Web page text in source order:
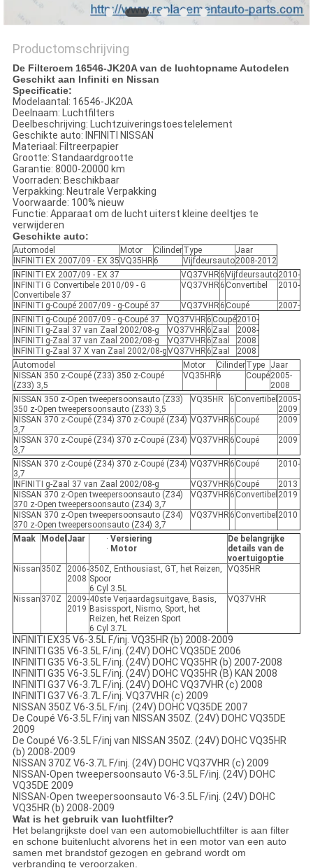
Productomschrijving
De Filteroem 16546-JK20A van de luchtopname Autodelen
Geschikt aan Infiniti en Nissan
Specificatie:
Modelaantal: 16546-JK20A
Deelnaam: Luchtfilters
Deelbeschrijving: Luchtzuiveringstoestelelement
Geschikte auto: INFINITI NISSAN
Materiaal: Filtreerpapier
Grootte: Standaardgrootte
Garantie: 8000-20000 km
Voorraden: Beschikbaar
Verpakking: Neutrale Verpakking
Voorwaarde: 100% nieuw
Functie: Apparaat om de lucht uiterst kleine deeltjes te
verwijderen
Geschikte auto:
Automodel Motor CilinderType
Jaar
INFINITI EX 2007/09 - EX 35VQ35HR 6 Vijfdeursauto2008-2012
INFINITI EX 2007/09 - EX 37
VQ37VHR 6Vijfdeursauto2010-
INFINITI G Convertibele 2010/09 - G
Convertibele 37
VQ37VHR 6 Convertibel 2010-
INFINITI g-Coupé 2007/09 - g-Coupé 37 VQ37VHR 6 Coupé
2007-
INFINITI g-Coupé 2007/09 - g-Coupé 37
VQ37VHR 6 Coupé2010-
INFINITI g-Zaal 37 van Zaal 2002/08-g
VQ37VHR 6 Zaal
2008-
INFINITI g-Zaal 37 van Zaal 2002/08-g
VQ37VHR 6 Zaal
2008
INFINITI g-Zaal 37 X van Zaal 2002/08-gVQ37VHR 6 Zaal
2008
Automodel
Motor CilinderType
Jaar
NISSAN 350 z-Coupé (Z33) 350 z-Coupé
(Z33) 3,5
VQ35HR 6 Coupé2005-
2008
NISSAN 350 z-Open tweepersoonsauto (Z33)
350 z-Open tweepersoonsauto (Z33) 3,5
VQ35HR 6 Convertibel 2005-
2009
NISSAN 370 z-Coupé (Z34) 370 z-Coupé (Z34)
3,7
VQ37VHR 6 Coupé 2009
NISSAN 370 z-Coupé (Z34) 370 z-Coupé (Z34)
3,7
VQ37VHR 6 Coupé 2009
NISSAN 370 z-Coupé (Z34) 370 z-Coupé (Z34)
3,7
VQ37VHR 6 Coupé 2010-
INFINITI g-Zaal 37 van Zaal 2002/08-g VQ37VHR 6 Coupé
2013
NISSAN 370 z-Open tweepersoonsauto (Z34)
370 z-Open tweepersoonsauto (Z34) 3,7
VQ37VHR 6 Convertibel 2019
NISSAN 370 z-Open tweepersoonsauto (Z34)
370 z-Open tweepersoonsauto (Z34) 3,7
VQ37VHR 6 Convertibel 2010
Maak Model Jaar · Versiering
· Motor
De belangrijke
details van de
voertuigoptie
Nissan 350Z
2006-
2008
350Z, Enthousiast, GT, het Reizen,
Spoor
6 Cyl 3.5L
VQ35HR
Nissan 370Z
2009-
2019
40ste Verjaardagsuitgave, Basis,
Basissport, Nismo, Sport, het
Reizen, het Reizen Sport
6 Cyl 3.7L
VQ37VHR
INFINITI EX35 V6-3.5L F/inj. VQ35HR (b) 2008-2009
INFINITI G35 V6-3.5L F/inj. (24V) DOHC VQ35DE 2006
INFINITI G35 V6-3.5L F/inj. (24V) DOHC VQ35HR (b) 2007-2008
INFINITI G35 V6-3.5L F/inj. (24V) DOHC VQ35HR (B) KAN 2008
INFINITI G37 V6-3.7L F/inj. (24V) DOHC VQ37VHR (c) 2008
INFINITI G37 V6-3.7L F/inj. VQ37VHR (c) 2009
NISSAN 350Z V6-3.5L F/inj. (24V) DOHC VQ35DE 2007
De Coupé V6-3.5L F/inj van NISSAN 350Z. (24V) DOHC VQ35DE
2009
De Coupé V6-3.5L F/inj van NISSAN 350Z. (24V) DOHC VQ35HR
(b) 2008-2009
NISSAN 370Z V6-3.7L F/inj. (24V) DOHC VQ37VHR (c) 2009
NISSAN-Open tweepersoonsauto V6-3.5L F/inj. (24V) DOHC
VQ35DE 2009
NISSAN-Open tweepersoonsauto V6-3.5L F/inj. (24V) DOHC
VQ35HR (b) 2008-2009
Wat is het gebruik van luchtfilter?
Het belangrijkste doel van een automobielluchtfilter is aan filter
en schone buitenlucht alvorens het in een motor van een auto
samen met brandstof gezogen en gebrand wordt om
verbranding te veroorzaken.